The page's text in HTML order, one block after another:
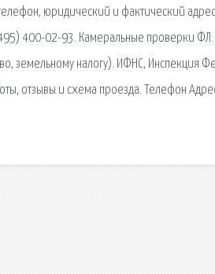
юридический и фактический
400-02-93. Камеральные проверки
земельному налогу). ИФНС, Инспекция
отзывы и схема проезда. Телефон